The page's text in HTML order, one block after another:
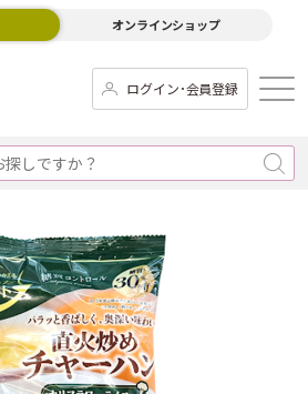
オンラインショップ
ログイン･会員登録